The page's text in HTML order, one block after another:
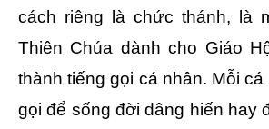
cách riêng là chức thánh, là
Thiên Chúa dành cho Giáo
thành tiếng gọi cá nhân. Mỗi
gọi để sống đời dâng hiến hay